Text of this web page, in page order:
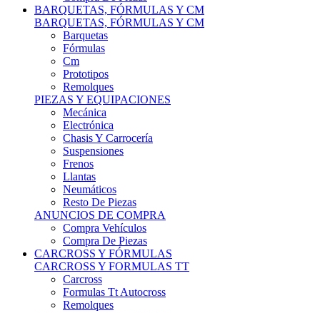
BARQUETAS, FÓRMULAS Y CM
Barquetas
Fórmulas
Cm
Prototipos
Remolques
PIEZAS Y EQUIPACIONES
Mecánica
Electrónica
Chasis Y Carrocería
Suspensiones
Frenos
Llantas
Neumáticos
Resto De Piezas
ANUNCIOS DE COMPRA
Compra Vehículos
Compra De Piezas
CARCROSS Y FÓRMULAS
CARCROSS Y FORMULAS TT
Carcross
Formulas Tt Autocross
Remolques
PIEZAS Y EQUIPACIONES